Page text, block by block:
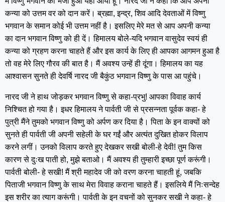
कन्या को उत्तम वर को दान करें। ब्रह्मा, इन्द्र, शिव आदि देवताओं में विष्णु
भगवान के समान कोई भी उत्तम नहीं है। इसलिए मेरे मत से आप अपनी कन्या
का दान भगवान विष्णु को ही दें। हिमालय बोले-यदि भगवान वासुदेव स्वयं ही
कन्या को ग्रहण करना चाहते हैं और इस कार्य के लिए ही आपका आगमन हुआ है
तो वह मेरे लिए गौरव की बात है। मैं अवश्य उन्हें ही दूंगा। हिमालय का यह
आश्वासन सुनते ही देवर्षि नारद जी बैकुंठ भगवान विष्णु के पास आ पहुंचे।
नारद जी ने हाथ जोड़कर भगवान विष्णु से कहा-प्रभु! आपका विवाह कार्य
निश्चित हो गया है। इधर हिमालय ने पार्वती जी से प्रसन्नता पूर्वक कहा- हे
पुत्री मैंने तुमको भगवान विष्णु को अर्पण कर दिया है। पिता के इन वाक्यों को
सुनते ही पार्वती जी अपनी सहेली के घर गईं और अत्यंत दुखित होकर विलाप
करने लगीं। उनको विलाप करते हुए देखकर सखी बोली-हे देवी! तुम किस
कारण से दुःख पाती हो, मुझे बताओ। मैं अवश्य ही तुम्हारी इच्छा पूर्ण करूंगी।
पार्वती बोली- हे सखी! मैं श्री महादेव जी को वरण करना चाहती हूं, जबकि
पिताजी भगवान विष्णु के साथ मेरा विवाह कराना चाहते हैं। इसलिये मैं निःसन्देह
इस शरीर का त्याग करूंगी। पार्वती के इन वचनों को सुनकर सखी ने कहा- हे